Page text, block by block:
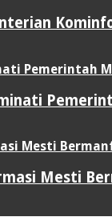
Mesti